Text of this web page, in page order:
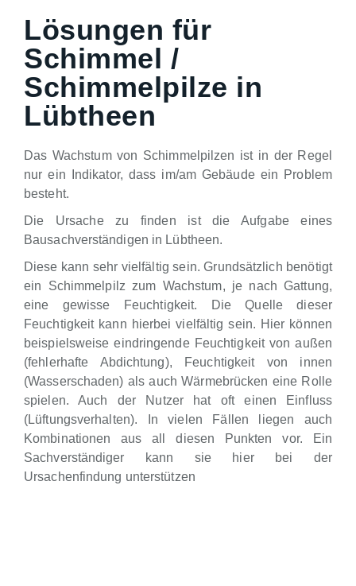
Lösungen für
Schimmel /
Schimmelpilze in
Lübtheen
Das Wachstum von Schimmelpilzen ist in der Regel
nur ein Indikator, dass im/am Gebäude ein Problem
besteht.
Die Ursache zu finden ist die Aufgabe eines
Bausachverständigen in Lübtheen.
Diese kann sehr vielfältig sein. Grundsätzlich benötigt
ein Schimmelpilz zum Wachstum, je nach Gattung,
eine gewisse Feuchtigkeit. Die Quelle dieser
Feuchtigkeit kann hierbei vielfältig sein. Hier können
beispielsweise eindringende Feuchtigkeit von außen
(fehlerhafte Abdichtung), Feuchtigkeit von innen
(Wasserschaden) als auch Wärmebrücken eine Rolle
spielen. Auch der Nutzer hat oft einen Einfluss
(Lüftungsverhalten). In vielen Fällen liegen auch
Kombinationen aus all diesen Punkten vor. Ein
Sachverständiger kann sie hier bei der
Ursachenfindung unterstützen